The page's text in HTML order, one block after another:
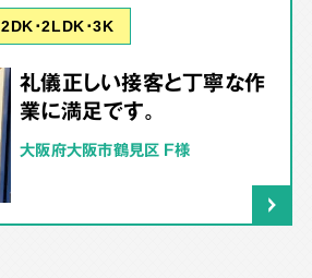
2DK･2LDK･3K
礼儀正しい接客と丁寧な作
業に満足です。
大阪府大阪市鶴見区 F様